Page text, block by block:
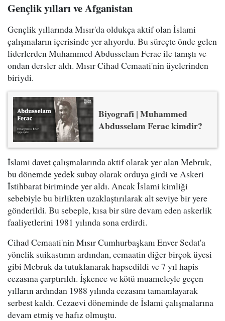
Gençlik yılları ve Afganistan
Gençlik yıllarında Mısır'da oldukça aktif olan İslami
çalışmaların içerisinde yer alıyordu. Bu süreçte önde gelen
liderlerden Muhammed Abdusselam Ferac ile tanıştı ve
ondan dersler aldı. Mısır Cihad Cemaati'nin üyelerinden
biriydi.
Biyografi | Muhammed
Abdusselam Ferac kimdir?
İslami davet çalışmalarında aktif olarak yer alan Mebruk,
bu dönemde yedek subay olarak orduya girdi ve Askeri
İstihbarat biriminde yer aldı. Ancak İslami kimliği
sebebiyle bu birlikten uzaklaştırılarak alt seviye bir yere
gönderildi. Bu sebeple, kısa bir süre devam eden askerlik
faaliyetlerini 1981 yılında sona erdirdi.
Cihad Cemaati'nin Mısır Cumhurbaşkanı Enver Sedat'a
yönelik suikastının ardından, cemaatin diğer birçok üyesi
gibi Mebruk da tutuklanarak hapsedildi ve 7 yıl hapis
cezasına çarptırıldı. İşkence ve kötü muameleyle geçen
yılların ardından 1988 yılında cezasını tamamlayarak
serbest kaldı. Cezaevi döneminde de İslami çalışmalarına
devam etmiş ve hafız olmuştu.